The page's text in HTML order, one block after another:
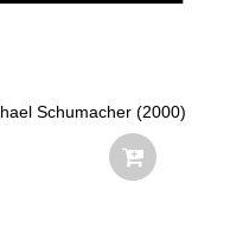
Schumacher (2000)